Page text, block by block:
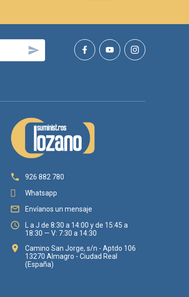


926 882 780
Whatsapp
 Envíanos un mensaje

L a J de 8:30 a 14:00 y de 15:45 a
18:30 — V: 7:30 a 14:30

Camino San Jorge, s/n - Aptdo 106
13270 Almagro - Ciudad Real
(España)